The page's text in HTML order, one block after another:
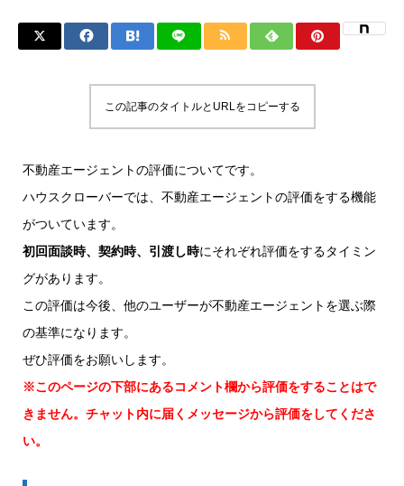
この記事のタイトルとURLをコピーする
不動産エージェントの評価についてです。
ハウスクローバーでは、不動産エージェントの評価をする機能
がついています。
初回面談時、契約時、引渡し時にそれぞれ評価をするタイミン
グがあります。
この評価は今後、他のユーザーが不動産エージェントを選ぶ際
の基準になります。
ぜひ評価をお願いします。
※このページの下部にあるコメント欄から評価をすることはで
きません。チャット内に届くメッセージから評価をしてくださ
い。